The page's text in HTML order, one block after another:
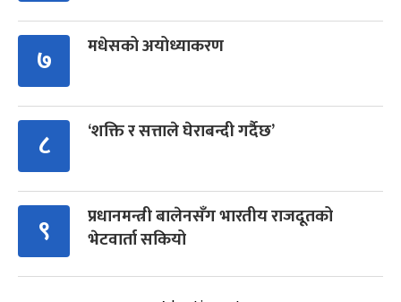
७ मधेसको अयोध्याकरण
८ ‘शक्ति र सत्ताले घेराबन्दी गर्दैछ’
९
प्रधानमन्त्री बालेनसँग भारतीय राजदूतको
भेटवार्ता सकियो